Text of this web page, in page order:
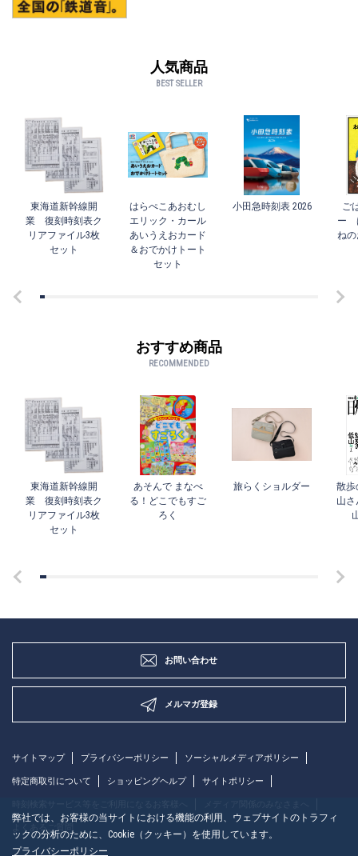
人気商品
BEST SELLER
東海道新幹線開
業 復刻時刻表ク
リアファイル3枚
セット
はらぺこあおむし
エリック・カール
あいうえおカード
＆おでかけトート
セット
小田急時刻表 2026
ご
ー
ね
おすすめ商品
RECOMMENDED
東海道新幹線開
業 復刻時刻表ク
リアファイル3枚
セット
あそんで まなべ
る！どこでもすご
ろく
旅らくショルダー
散歩
山さ
お問い合わせ
メルマガ登録
サイトマップ プライバシーポリシー ソーシャルメディアポリシー
特定商取引について ショッピングヘルプ サイトポリシー
弊社では、お客様の当サイトにおける機能の利用、ウェブサイトのトラフィ
ックの分析のために、Cookie（クッキー）を使用しています。
プライバシーポリシー